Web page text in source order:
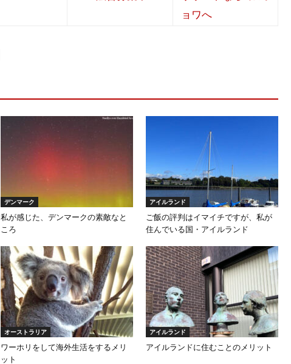
デンマーク
私が感じた、デンマークの素敵なと
ころ
アイルランド
ご飯の評判はイマイチですが、私が
住んでいる国・アイルランド
オーストラリア
ワーホリをして海外生活をするメリ
ット
アイルランド
アイルランドに住むことのメリット